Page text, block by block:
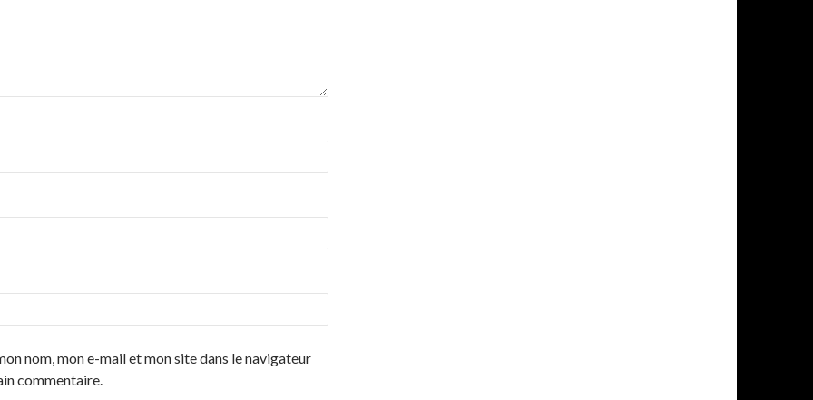
nom, mon e-mail et mon site dans le navigateur
commentaire.